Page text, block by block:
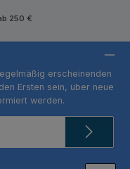
250 €
erscheinenden
Ersten sein, über neue
werden.